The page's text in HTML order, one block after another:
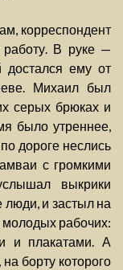
корреспондент
работу. В руке —
достался ему от
Михаил был
серых брюках и
было утреннее,
дороге неслись
с громкими
выкрики
люди, и застыл на
молодых рабочих:
и плакатами. А
борту которого